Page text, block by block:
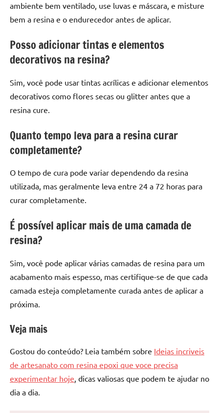
ambiente bem ventilado, use luvas e máscara, e misture
bem a resina e o endurecedor antes de aplicar.
Posso adicionar tintas e elementos
decorativos na resina?
Sim, você pode usar tintas acrílicas e adicionar elementos
decorativos como flores secas ou glitter antes que a
resina cure.
Quanto tempo leva para a resina curar
completamente?
O tempo de cura pode variar dependendo da resina
utilizada, mas geralmente leva entre 24 a 72 horas para
curar completamente.
É possível aplicar mais de uma camada de
resina?
Sim, você pode aplicar várias camadas de resina para um
acabamento mais espesso, mas certifique-se de que cada
camada esteja completamente curada antes de aplicar a
próxima.
Veja mais
Gostou do conteúdo? Leia também sobre Ideias incriveis
de artesanato com resina epoxi que voce precisa
experimentar hoje , dicas valiosas que podem te ajudar no
dia a dia.